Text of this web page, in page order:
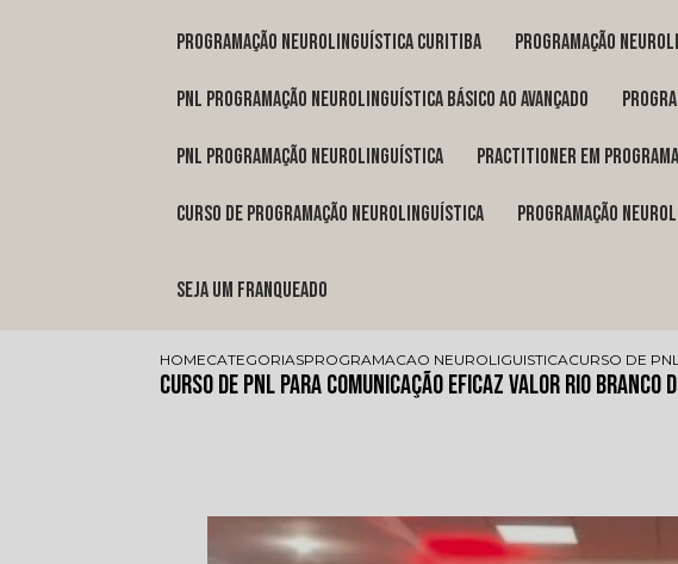
programação neurolinguística Curitiba programação
pnl programação neurolinguística básico ao avançado
pnl programação neurolinguística practitioner em
curso de programação neurolinguística programação
Seja um franqueado
HOMECATEGORIASPROGRAMACAO NEUROLIGUISTICACURSO DE
Curso de Pnl para Comunicação Eficaz Valor Rio Branco